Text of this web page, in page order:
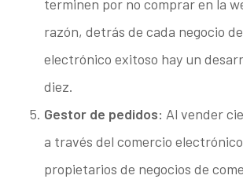
terminen por no comprar en la
razón, detrás de cada negocio
electrónico exitoso hay un
diez.
Gestor de pedidos: Al vender
a través del comercio
propietarios de negocios de